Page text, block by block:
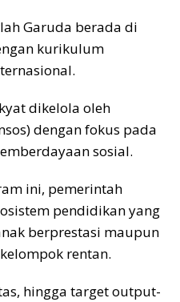
Garuda berada di
kurikulum
dikelola oleh
dengan fokus pada
sosial.
ini, pemerintah
pendidikan yang
berprestasi maupun
rentan.
hingga target output-